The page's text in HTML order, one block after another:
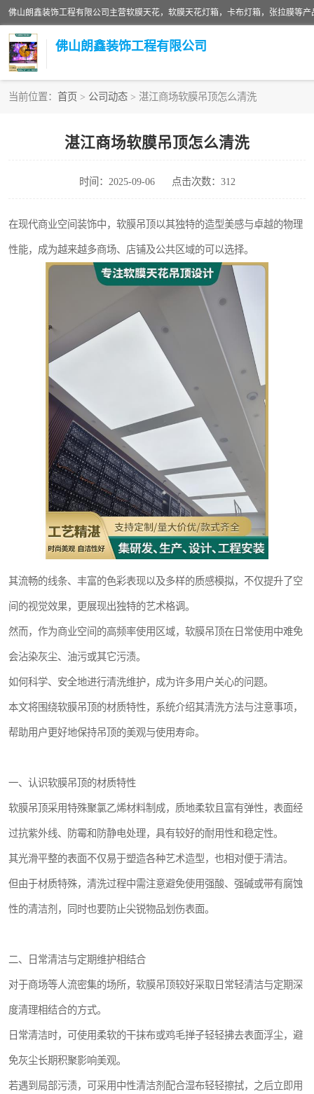
佛山朗鑫装饰工程有限公司
当前位置： 首页 > 公司动态 > 湛江商场软膜吊顶怎么清洗
湛江商场软膜吊顶怎么清洗
时间：2025-09-06 点击次数：312
在现代商业空间装饰中，软膜吊顶以其独特的造型美感与卓越的物理
性能，成为越来越多商场、店铺及公共区域的可以选择。
其流畅的线条、丰富的色彩表现以及多样的质感模拟，不仅提升了空
间的视觉效果，更展现出独特的艺术格调。
然而，作为商业空间的高频率使用区域，软膜吊顶在日常使用中难免
会沾染灰尘、油污或其它污渍。
如何科学、安全地进行清洗维护，成为许多用户关心的问题。
本文将围绕软膜吊顶的材质特性，系统介绍其清洗方法与注意事项，
帮助用户更好地保持吊顶的美观与使用寿命。
一、认识软膜吊顶的材质特性
软膜吊顶采用特殊聚氯乙烯材料制成，质地柔软且富有弹性，表面经
过抗紫外线、防霉和防静电处理，具有较好的耐用性和稳定性。
其光滑平整的表面不仅易于塑造各种艺术造型，也相对便于清洁。
但由于材质特殊，清洗过程中需注意避免使用强酸、强碱或带有腐蚀
性的清洁剂，同时也要防止尖锐物品划伤表面。
二、日常清洁与定期维护相结合
对于商场等人流密集的场所，软膜吊顶较好采取日常轻清洁与定期深
度清理相结合的方式。
日常清洁时，可使用柔软的干抹布或鸡毛掸子轻轻拂去表面浮尘，避
免灰尘长期积聚影响美观。
若遇到局部污渍，可采用中性清洁剂配合湿布轻轻擦拭，之后立即用